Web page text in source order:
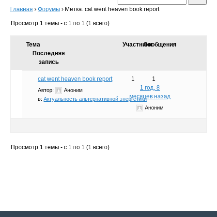
Главная › Форумы › Метка: cat went heaven book report
Просмотр 1 темы - с 1 по 1 (1 всего)
Тема УчастникиСообщения
Последняя
запись
cat went heaven book report
Автор:
Аноним
в: Актуальность альтернативной энергетики
1
1
1 год, 8
месяцев назад
Аноним
Просмотр 1 темы - с 1 по 1 (1 всего)